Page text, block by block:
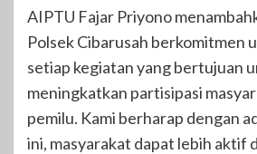
AIPTU Fajar Priyono
Polsek Cibarusah berkomitmen
setiap kegiatan yang bertujuan
meningkatkan partisipasi
pemilu. Kami berharap dengan
ini, masyarakat dapat lebih aktif